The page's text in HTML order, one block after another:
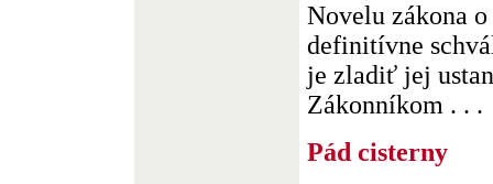
Novelu zákona
definitívne
je zladiť jej
Zákonníkom . . .
Pád cisterny